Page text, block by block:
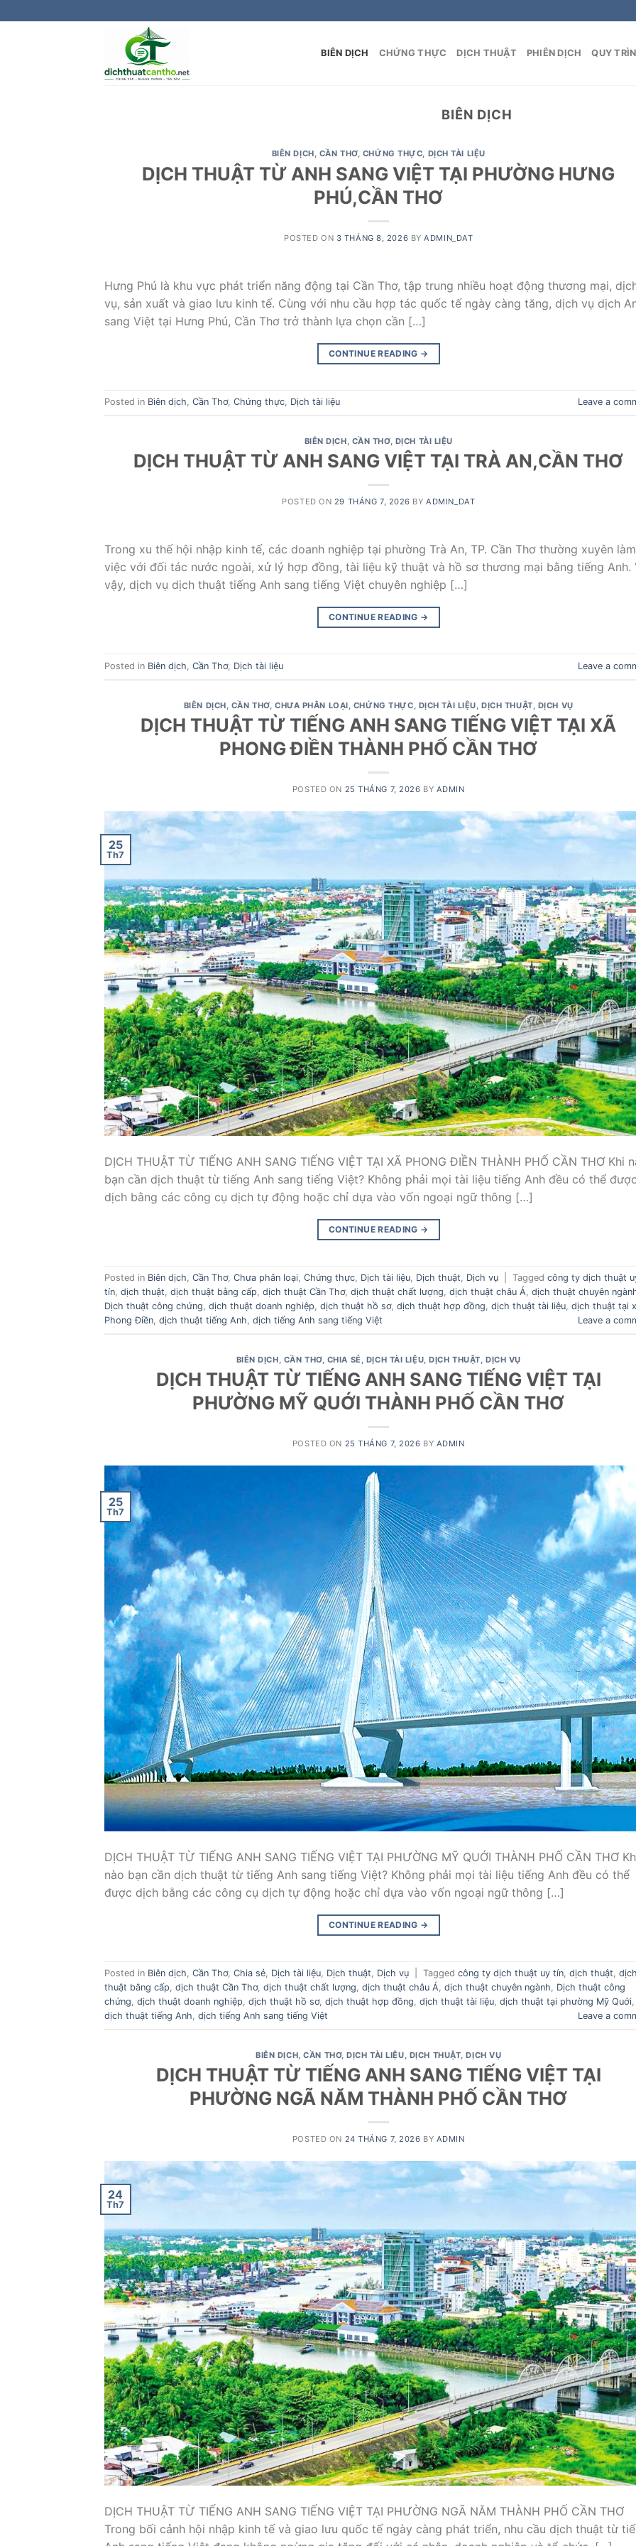
to
BIÊN DỊCH CHỨNG THỰC DỊCH THUẬT PHIÊN DỊCH QUY
BIÊN DỊCH
BIÊN DỊCH, CẦN THƠ, CHỨNG THỰC, DỊCH TÀI LIỆU
DỊCH THUẬT TỪ ANH SANG VIỆT TẠI PHƯỜNG HƯNG
PHÚ,CẦN THƠ
POSTED ON 3 THÁNG 8, 2026 BYADMIN_DAT
Hưng Phú là khu vực phát triển năng động tại Cần Thơ, tập trung nhiều hoạt động thương mại,
vụ, sản xuất và giao lưu kinh tế. Cùng với nhu cầu hợp tác quốc tế ngày càng tăng, dịch vụ dịch
sang Việt tại Hưng Phú, Cần Thơ trở thành lựa chọn cần […]
CONTINUE READING →
Posted in Biên dịch, Cần Thơ, Chứng thực, Dịch tài liệu Leave a
BIÊN DỊCH, CẦN THƠ, DỊCH TÀI LIỆU
DỊCH THUẬT TỪ ANH SANG VIỆT TẠI TRÀ AN,CẦN THƠ
POSTED ON 29 THÁNG 7, 2026 BYADMIN_DAT
Trong xu thế hội nhập kinh tế, các doanh nghiệp tại phường Trà An, TP. Cần Thơ thường xuyên làm
việc với đối tác nước ngoài, xử lý hợp đồng, tài liệu kỹ thuật và hồ sơ thương mại bằng tiếng Anh.
vậy, dịch vụ dịch thuật tiếng Anh sang tiếng Việt chuyên nghiệp […]
CONTINUE READING →
Posted in Biên dịch Cần Thơ, Dịch tài liệu Leave a
BIÊN DỊCH CẦN THƠ, CHƯA PHÂN LOẠI CHỨNG THỰC DỊCH TÀI LIỆU ,DỊCH THUẬT DỊCH VỤ
DỊCH THUẬT TỪ TIẾNG ANH SANG TIẾNG VIỆT TẠI XÃ
PHONG ĐIỀN THÀNH PHỐ CẦN THƠ
POSTED ON 25 THÁNG 7, 2026 BY ADMIN
25
Th7
DỊCH THUẬT TỪ TIẾNG ANH SANG TIẾNG VIỆT TẠI XÃ PHONG ĐIỀN THÀNH PHỐ CẦN THƠ Khi
bạn cần dịch thuật từ tiếng Anh sang tiếng Việt? Không phải mọi tài liệu tiếng Anh đều có thể
dịch bằng các công cụ dịch tự động hoặc chỉ dựa vào vốn ngoại ngữ thông […]
CONTINUE READING →
Posted in Biên dịch Cần Thơ, Chưa phân loại Chứng thực Dịch tài liệu Dịch thuật Dịch vụ Tagged công ty dịch thuật
tín dịch thuật dịch thuật bằng cấp dịch thuật Cần Thơ, dịch thuật chất lượng dịch thuật châu Á dịch thuật chuyên
Dịch thuật công chứng dịch thuật doanh nghiệp dịch thuật hồ sơ, dịch thuật hợp đồng dịch thuật tài liệu dịch thuật tại
Phong Điền dịch thuật tiếng Anh dịch tiếng Anh sang tiếng Việt Leave a
BIÊN DỊCH CẦN THƠ, CHIA SẺ DỊCH TÀI LIỆU ,DỊCH THUẬT DỊCH VỤ
DỊCH THUẬT TỪ TIẾNG ANH SANG TIẾNG VIỆT TẠI
PHƯỜNG MỸ QUỚI THÀNH PHỐ CẦN THƠ
POSTED ON 25 THÁNG 7, 2026 BY ADMIN
25
Th7
DỊCH THUẬT TỪ TIẾNG ANH SANG TIẾNG VIỆT TẠI PHƯỜNG MỸ QUỚI THÀNH PHỐ CẦN THƠ
nào bạn cần dịch thuật từ tiếng Anh sang tiếng Việt? Không phải mọi tài liệu tiếng Anh đều có thể
được dịch bằng các công cụ dịch tự động hoặc chỉ dựa vào vốn ngoại ngữ thông […]
CONTINUE READING →
Posted in Biên dịch, Cần Thơ, Chia sẻ, Dịch tài liệu, Dịch thuật, Dịch vụ Tagged công ty dịch thuật uy tín, dịch thuật,
thuật bằng cấp, dịch thuật Cần Thơ, dịch thuật chất lượng, dịch thuật châu Á, dịch thuật chuyên ngành, Dịch thuật công
chứng, dịch thuật doanh nghiệp, dịch thuật hồ sơ, dịch thuật hợp đồng, dịch thuật tài liệu, dịch thuật tại phường Mỹ Quới,
dịch thuật tiếng Anh, dịch tiếng Anh sang tiếng Việt Leave a
BIÊN DỊCH ,CẦN THƠ,DỊCH TÀI LIỆU DỊCH THUẬT ,DỊCH VỤ
DỊCH THUẬT TỪ TIẾNG ANH SANG TIẾNG VIỆT TẠI
PHƯỜNG NGÃ NĂM THÀNH PHỐ CẦN THƠ
POSTED ON 24 THÁNG 7, 2026 BY ADMIN
24
Th7
DỊCH THUẬT TỪ TIẾNG ANH SANG TIẾNG VIỆT TẠI PHƯỜNG NGÃ NĂM THÀNH PHỐ CẦN THƠ
Trong bối cảnh hội nhập kinh tế và giao lưu quốc tế ngày càng phát triển, nhu cầu dịch thuật từ